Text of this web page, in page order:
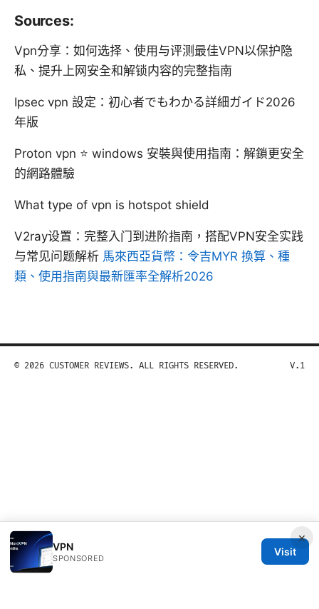
Sources:
Vpn分享：如何选择、使用与评测最佳VPN以保护隐
私、提升上网安全和解锁内容的完整指南
Ipsec vpn 設定：初心者でもわかる詳細ガイド2026
年版
Proton vpn ⭐ windows 安裝與使用指南：解鎖更安全
的網路體驗
What type of vpn is hotspot shield
V2ray设置：完整入门到进阶指南，搭配VPN安全实践
与常见问题解析 馬來西亞貨幣：令吉MYR 換算、種
類、使用指南與最新匯率全解析2026
×
VPN
SPONSORED
Visit
© 2026 CUSTOMER REVIEWS. ALL RIGHTS RESERVED. V.1